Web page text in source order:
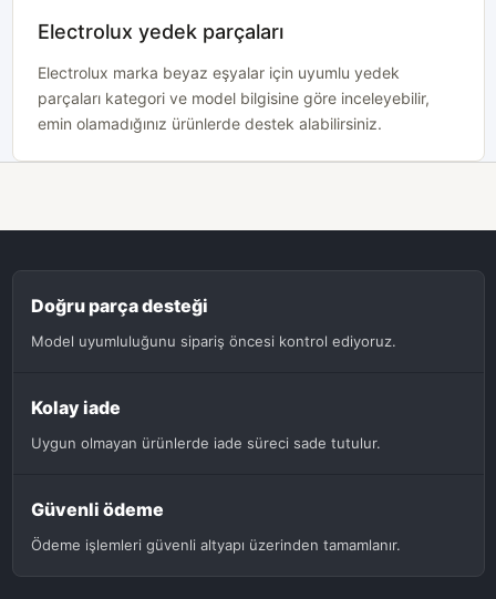
Electrolux yedek parçaları
Electrolux marka beyaz eşyalar için uyumlu yedek
parçaları kategori ve model bilgisine göre inceleyebilir,
emin olamadığınız ürünlerde destek alabilirsiniz.
Doğru parça desteği
Model uyumluluğunu sipariş öncesi kontrol ediyoruz.
Kolay iade
Uygun olmayan ürünlerde iade süreci sade tutulur.
Güvenli ödeme
Ödeme işlemleri güvenli altyapı üzerinden tamamlanır.